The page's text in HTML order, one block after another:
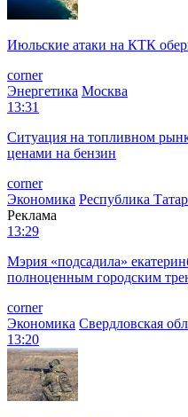
Июльские атаки на КТК
corner
Энергетика Москва
13:31
Ситуация на топливном
ценами на бензин
corner
Экономика Республика
Реклама
13:29
Мэрия «подсадила»
полноценным городским
corner
Экономика Свердловская
13:20